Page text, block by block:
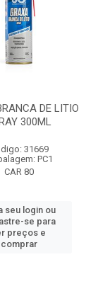
DE LITIO
300ML
31669
PC1
CAR 80
seu login ou
se para
preços e
comprar